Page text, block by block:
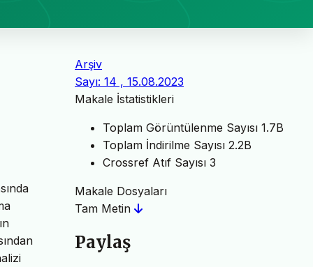
Arşiv
Sayı: 14 , 15.08.2023
Makale İstatistikleri
Toplam Görüntülenme Sayısı 1.7B
Toplam İndirilme Sayısı 2.2B
Crossref Atıf Sayısı 3
Makale Dosyaları
Tam Metin
Paylaş